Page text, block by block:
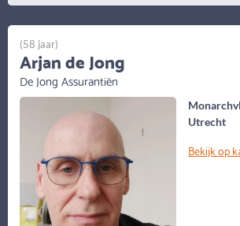
Utrecht
Bekijk op
(58 jaar)
Arjan de Jong
De Jong Assurantiën